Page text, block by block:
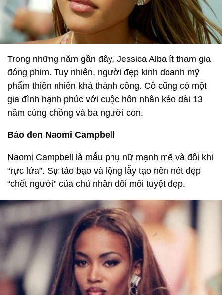
Trong những năm gần đây, Jessica Alba ít tham gia
đóng phim. Tuy nhiên, người đẹp kinh doanh mỹ
phẩm thiên nhiên khá thành công. Cô cũng có một
gia đình hạnh phúc với cuộc hôn nhân kéo dài 13
năm cùng chồng và ba người con.
Báo đen Naomi Campbell
Naomi Campbell là mẫu phụ nữ mạnh mẽ và đôi khi
“rực lửa”. Sự táo bạo và lộng lẫy tạo nên nét đẹp
“chết người” của chủ nhân đôi môi tuyệt đẹp.